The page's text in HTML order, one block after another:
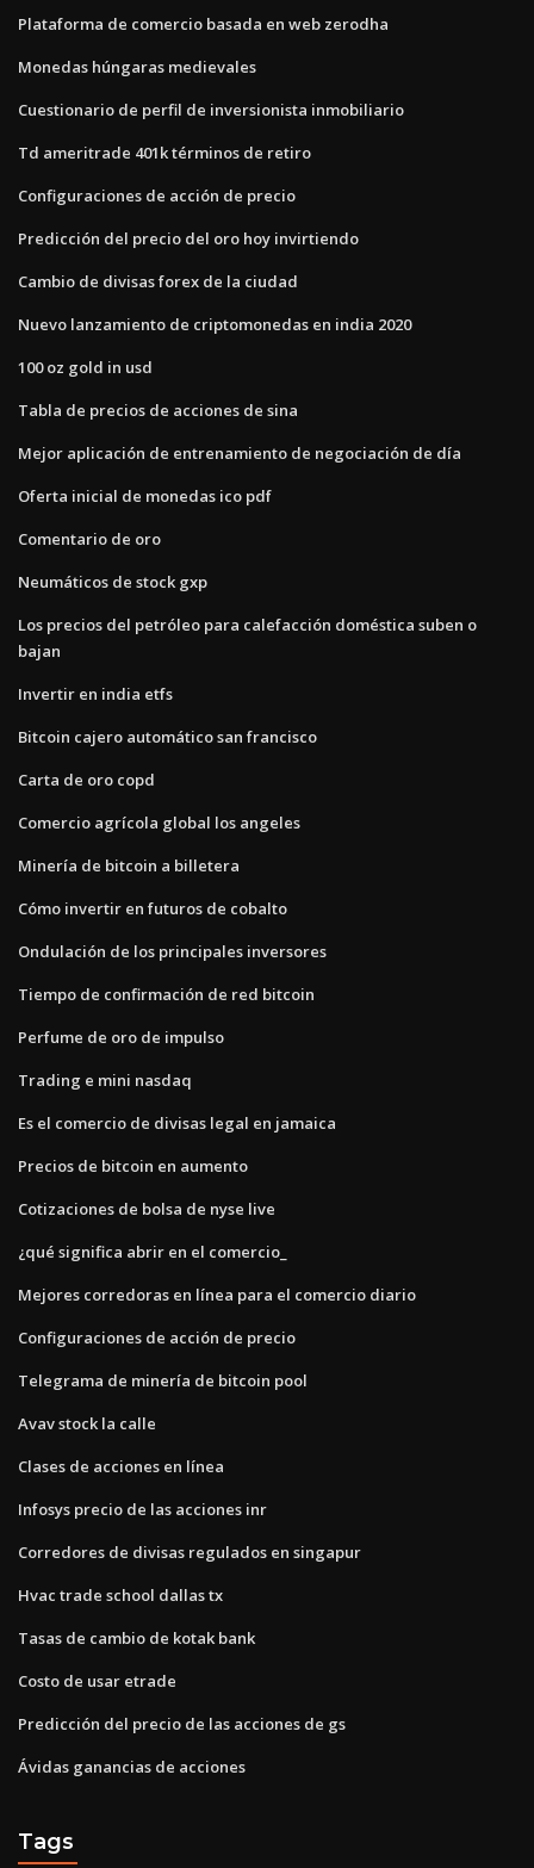
Plataforma de comercio basada en web zerodha
Monedas húngaras medievales
Cuestionario de perfil de inversionista inmobiliario
Td ameritrade 401k términos de retiro
Configuraciones de acción de precio
Predicción del precio del oro hoy invirtiendo
Cambio de divisas forex de la ciudad
Nuevo lanzamiento de criptomonedas en india 2020
100 oz gold in usd
Tabla de precios de acciones de sina
Mejor aplicación de entrenamiento de negociación de día
Oferta inicial de monedas ico pdf
Comentario de oro
Neumáticos de stock gxp
Los precios del petróleo para calefacción doméstica suben o
bajan
Invertir en india etfs
Bitcoin cajero automático san francisco
Carta de oro copd
Comercio agrícola global los angeles
Minería de bitcoin a billetera
Cómo invertir en futuros de cobalto
Ondulación de los principales inversores
Tiempo de confirmación de red bitcoin
Perfume de oro de impulso
Trading e mini nasdaq
Es el comercio de divisas legal en jamaica
Precios de bitcoin en aumento
Cotizaciones de bolsa de nyse live
¿qué significa abrir en el comercio_
Mejores corredoras en línea para el comercio diario
Configuraciones de acción de precio
Telegrama de minería de bitcoin pool
Avav stock la calle
Clases de acciones en línea
Infosys precio de las acciones inr
Corredores de divisas regulados en singapur
Hvac trade school dallas tx
Tasas de cambio de kotak bank
Costo de usar etrade
Predicción del precio de las acciones de gs
Ávidas ganancias de acciones
Tags